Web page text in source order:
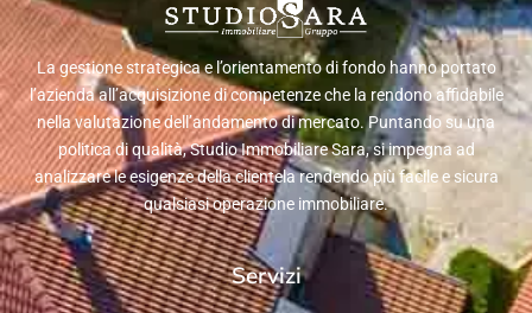
La gestione strategica e l’orientamento di fondo hanno portato
l’azienda all’acquisizione di competenze che la rendono affidabile
nella valutazione dell’andamento di mercato. Puntando su una
politica di qualità, Studio Immobiliare Sara, si impegna ad
analizzare le esigenze della clientela rendendo più facile e sicura
qualsiasi operazione immobiliare.
Servizi